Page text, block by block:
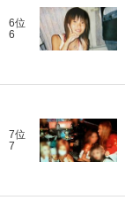
6位
6
7位
7